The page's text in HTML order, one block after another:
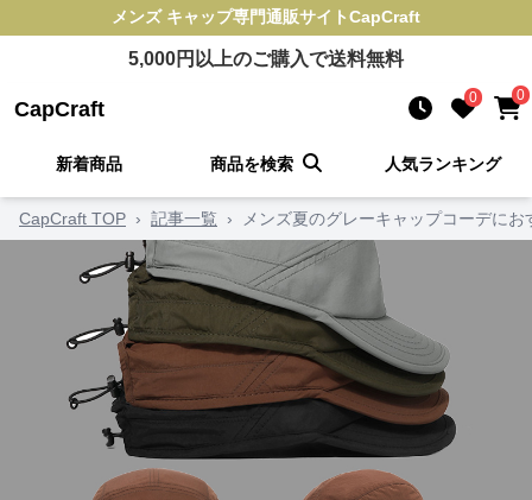
メンズ キャップ専門通販サイトCapCraft
5,000円以上のご購入で送料無料
CapCraft 0 0
新着商品 商品を検索 人気ランキング
CapCraft TOP › 記事一覧 › メンズ夏のグレーキャップコーデに